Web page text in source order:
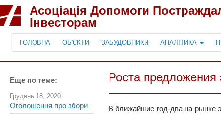
Асоціація Допомоги
Інвесторам
ГОЛОВНА ОБ'ЄКТИ ЗАБУДОВНИКИ АНАЛІТИКА
Еще по теме:
Грудень 18, 2020
Оголошення про збори
Роста предложения
В ближайшие год-два на рынке